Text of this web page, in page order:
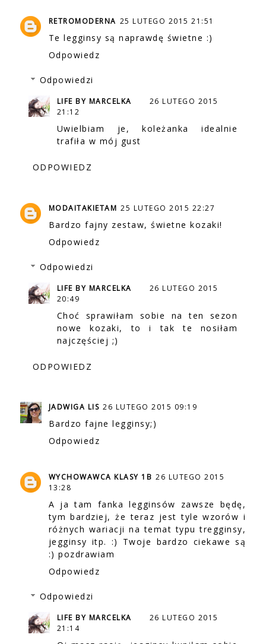
RETROMODERNA 25 LUTEGO 2015 21:51
Te legginsy są naprawdę świetne :)
Odpowiedz
Odpowiedzi
LIFE BY MARCELKA
26 LUTEGO 2015
21:12
Uwielbiam je, koleżanka idealnie
trafiła w mój gust
ODPOWIEDZ
MODAITAKIETAM 25 LUTEGO 2015 22:27
Bardzo fajny zestaw, świetne kozaki!
Odpowiedz
Odpowiedzi
LIFE BY MARCELKA
26 LUTEGO 2015
20:49
Choć sprawiłam sobie na ten sezon
nowe kozaki, to i tak te nosiłam
najczęściej ;)
ODPOWIEDZ
JADWIGA LIS 26 LUTEGO 2015 09:19
Bardzo fajne legginsy;)
Odpowiedz
WYCHOWAWCA KLASY 1B 26 LUTEGO 2015
13:28
A ja tam fanka legginsów zawsze będę,
tym bardziej, że teraz jest tyle wzorów i
różnych wariacji na temat typu tregginsy,
jegginsy itp. :) Twoje bardzo ciekawe są
:) pozdrawiam
Odpowiedz
Odpowiedzi
LIFE BY MARCELKA
26 LUTEGO 2015
21:14